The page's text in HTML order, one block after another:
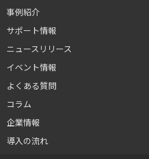
事例紹介
サポート情報
ニュースリリース
イベント情報
よくある質問
コラム
企業情報
導入の流れ